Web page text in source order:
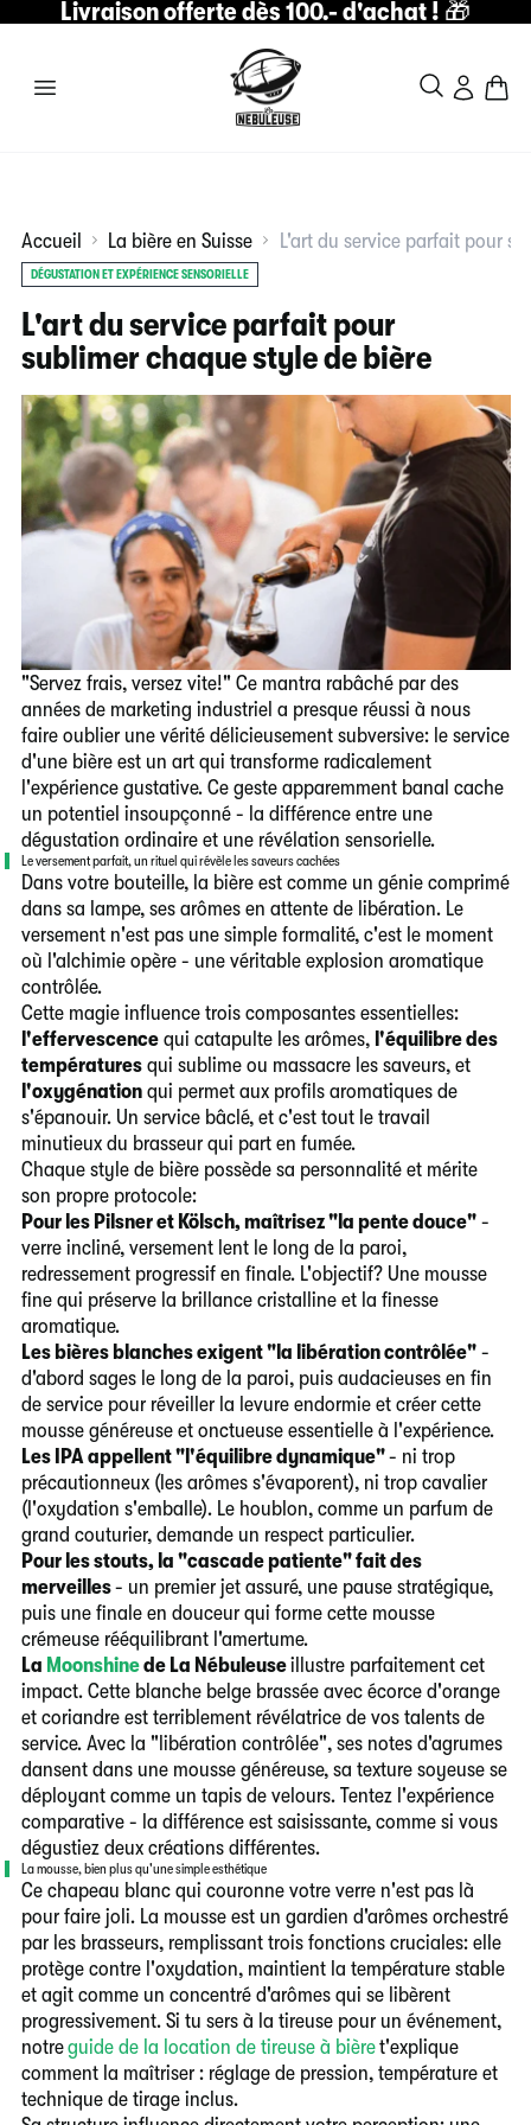
Livraison offerte dès 100.- d'achat ! 🎁
Accueil La bière en Suisse L'art du service parfait pour
DÉGUSTATION ET EXPÉRIENCE SENSORIELLE
L'art du service parfait pour
sublimer chaque style de bière
"Servez frais, versez vite!" Ce mantra rabâché par des
années de marketing industriel a presque réussi à nous
faire oublier une vérité délicieusement subversive: le service
d'une bière est un art qui transforme radicalement
l'expérience gustative. Ce geste apparemment banal cache
un potentiel insoupçonné - la différence entre une
dégustation ordinaire et une révélation sensorielle.
Le versement parfait, un rituel qui révèle les saveurs cachées
Dans votre bouteille, la bière est comme un génie comprimé
dans sa lampe, ses arômes en attente de libération. Le
versement n'est pas une simple formalité, c'est le moment
où l'alchimie opère - une véritable explosion aromatique
contrôlée.
Cette magie influence trois composantes essentielles:
l'effervescencequi catapulte les arômes, l'équilibre des
températuresqui sublime ou massacre les saveurs, et
l'oxygénationqui permet aux profils aromatiques de
s'épanouir. Un service bâclé, et c'est tout le travail
minutieux du brasseur qui part en fumée.
Chaque style de bière possède sa personnalité et mérite
son propre protocole:
Pour les Pilsner et Kölsch, maîtrisez "la pente douce"-
verre incliné, versement lent le long de la paroi,
redressement progressif en finale. L'objectif? Une mousse
fine qui préserve la brillance cristalline et la finesse
aromatique.
Les bières blanches exigent "la libération contrôlée"-
d'abord sages le long de la paroi, puis audacieuses en fin
de service pour réveiller la levure endormie et créer cette
mousse généreuse et onctueuse essentielle à l'expérience.
Les IPA appellent "l'équilibre dynamique"- ni trop
précautionneux (les arômes s'évaporent), ni trop cavalier
(l'oxydation s'emballe). Le houblon, comme un parfum de
grand couturier, demande un respect particulier.
Pour les stouts, la "cascade patiente" fait des
merveilles- un premier jet assuré, une pause stratégique,
puis une finale en douceur qui forme cette mousse
crémeuse rééquilibrant l'amertume.
La Moonshinede La Nébuleuseillustre parfaitement cet
impact. Cette blanche belge brassée avec écorce d'orange
et coriandre est terriblement révélatrice de vos talents de
service. Avec la "libération contrôlée", ses notes d'agrumes
dansent dans une mousse généreuse, sa texture soyeuse se
déployant comme un tapis de velours. Tentez l'expérience
comparative - la différence est saisissante, comme si vous
dégustiez deux créations différentes.
La mousse, bien plus qu'une simple esthétique
Ce chapeau blanc qui couronne votre verre n'est pas là
pour faire joli. La mousse est un gardien d'arômes orchestré
par les brasseurs, remplissant trois fonctions cruciales: elle
protège contre l'oxydation, maintient la température stable
et agit comme un concentré d'arômes qui se libèrent
progressivement. Si tu sers à la tireuse pour un événement,
notreguide de la location de tireuse à bièret'explique
comment la maîtriser : réglage de pression, température et
technique de tirage inclus.